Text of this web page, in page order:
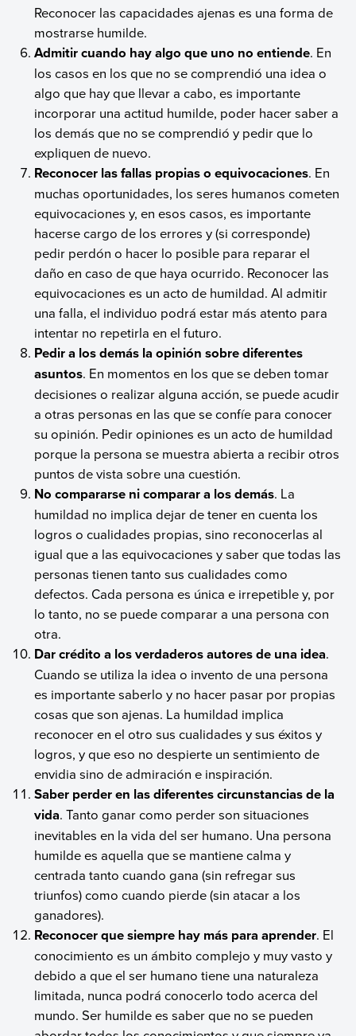
Reconocer las capacidades ajenas es una forma de
mostrarse humilde.
Admitir cuando hay algo que uno no entiende. En
los casos en los que no se comprendió una idea o
algo que hay que llevar a cabo, es importante
incorporar una actitud humilde, poder hacer saber a
los demás que no se comprendió y pedir que lo
expliquen de nuevo.
Reconocer las fallas propias o equivocaciones. En
muchas oportunidades, los seres humanos cometen
equivocaciones y, en esos casos, es importante
hacerse cargo de los errores y (si corresponde)
pedir perdón o hacer lo posible para reparar el
daño en caso de que haya ocurrido. Reconocer las
equivocaciones es un acto de humildad. Al admitir
una falla, el individuo podrá estar más atento para
intentar no repetirla en el futuro.
Pedir a los demás la opinión sobre diferentes
asuntos. En momentos en los que se deben tomar
decisiones o realizar alguna acción, se puede acudir
a otras personas en las que se confíe para conocer
su opinión. Pedir opiniones es un acto de humildad
porque la persona se muestra abierta a recibir otros
puntos de vista sobre una cuestión.
No compararse ni comparar a los demás. La
humildad no implica dejar de tener en cuenta los
logros o cualidades propias, sino reconocerlas al
igual que a las equivocaciones y saber que todas las
personas tienen tanto sus cualidades como
defectos. Cada persona es única e irrepetible y, por
lo tanto, no se puede comparar a una persona con
otra.
Dar crédito a los verdaderos autores de una idea.
Cuando se utiliza la idea o invento de una persona
es importante saberlo y no hacer pasar por propias
cosas que son ajenas. La humildad implica
reconocer en el otro sus cualidades y sus éxitos y
logros, y que eso no despierte un sentimiento de
envidia sino de admiración e inspiración.
Saber perder en las diferentes circunstancias de la
vida. Tanto ganar como perder son situaciones
inevitables en la vida del ser humano. Una persona
humilde es aquella que se mantiene calma y
centrada tanto cuando gana (sin refregar sus
triunfos) como cuando pierde (sin atacar a los
ganadores).
Reconocer que siempre hay más para aprender. El
conocimiento es un ámbito complejo y muy vasto y
debido a que el ser humano tiene una naturaleza
limitada, nunca podrá conocerlo todo acerca del
mundo. Ser humilde es saber que no se pueden